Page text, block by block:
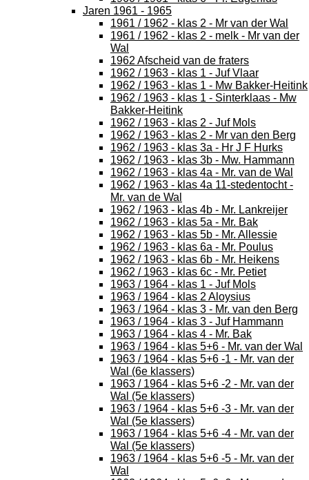
Jaren 1961 - 1965
1961 / 1962 - klas 2 - Mr van der Wal
1961 / 1962 - klas 2 - melk - Mr van der
Wal
1962 Afscheid van de fraters
1962 / 1963 - klas 1 - Juf Vlaar
1962 / 1963 - klas 1 - Mw Bakker-Heitink
1962 / 1963 - klas 1 - Sinterklaas - Mw
Bakker-Heitink
1962 / 1963 - klas 2 - Juf Mols
1962 / 1963 - klas 2 - Mr van den Berg
1962 / 1963 - klas 3a - Hr J F Hurks
1962 / 1963 - klas 3b - Mw. Hammann
1962 / 1963 - klas 4a - Mr. van de Wal
1962 / 1963 - klas 4a 11-stedentocht -
Mr. van de Wal
1962 / 1963 - klas 4b - Mr. Lankreijer
1962 / 1963 - klas 5a - Mr. Bak
1962 / 1963 - klas 5b - Mr. Allessie
1962 / 1963 - klas 6a - Mr. Poulus
1962 / 1963 - klas 6b - Mr. Heikens
1962 / 1963 - klas 6c - Mr. Petiet
1963 / 1964 - klas 1 - Juf Mols
1963 / 1964 - klas 2 Aloysius
1963 / 1964 - klas 3 - Mr. van den Berg
1963 / 1964 - klas 3 - Juf Hammann
1963 / 1964 - klas 4 - Mr. Bak
1963 / 1964 - klas 5+6 - Mr. van der Wal
1963 / 1964 - klas 5+6 -1 - Mr. van der
Wal (6e klassers)
1963 / 1964 - klas 5+6 -2 - Mr. van der
Wal (5e klassers)
1963 / 1964 - klas 5+6 -3 - Mr. van der
Wal (5e klassers)
1963 / 1964 - klas 5+6 -4 - Mr. van der
Wal (5e klassers)
1963 / 1964 - klas 5+6 -5 - Mr. van der
Wal